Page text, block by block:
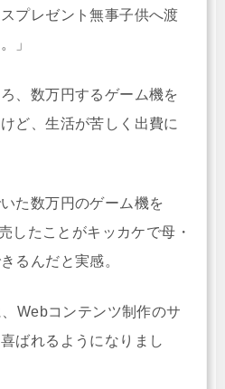
プレゼント無事子供へ渡
」
、数万円するゲーム機を
ど、生活が苦しく出費に
た数万円のゲーム機を
したことがキッカケで母・
るんだと実感。
Webコンテンツ制作のサ
ばれるようになりまし